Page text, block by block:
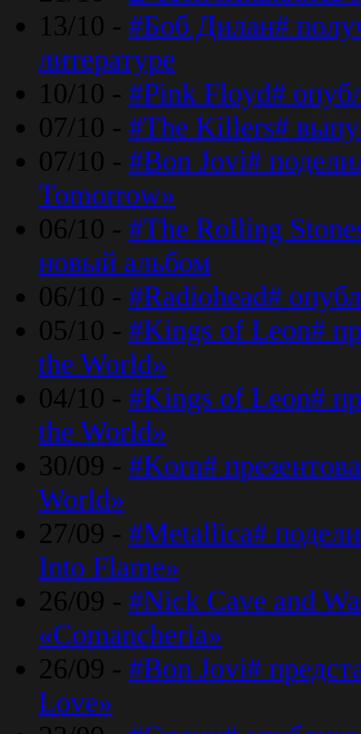
13/10 - #Боб Дилан#
литературе
10/10 - #Pink Floyd#
07/10 - #The Killers#
07/10 - #Bon Jovi#
Tomorrow»
06/10 - #The Rolling
новый альбом
06/10 - #Radiohead#
05/10 - #Kings of Leon#
the World»
04/10 - #Kings of Leon#
the World»
30/09 - #Korn#
World»
27/09 - #Metallica#
Into Flame»
26/09 - #Nick Cave and
«Comancheria»
26/09 - #Bon Jovi#
Love»